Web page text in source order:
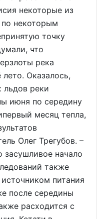
некоторые из
по некоторым
точку
что
река
Оказалось,
льдов реки
июня по середину
месяц тепла,
Олег Трегубов. –
начало
также
питания
после середины
расходится с